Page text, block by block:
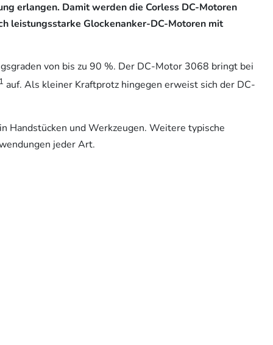
erlangen. Damit werden die Corless DC-Motoren
leistungsstarke Glockenanker-DC-Motoren mit
von bis zu 90 %. Der DC-Motor 3068 bringt bei
auf. Als kleiner Kraftprotz hingegen erweist sich der DC-
Handstücken und Werkzeugen. Weitere typische
jeder Art.